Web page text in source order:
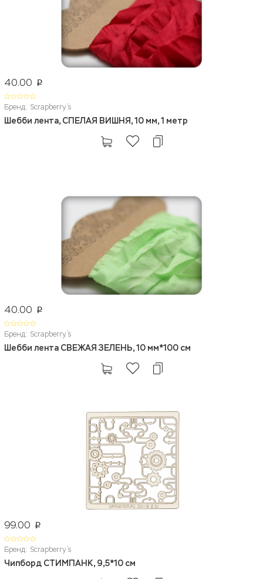
40.00 p
Бренд: Scrapberry`s
Шебби лента, СПЕЛАЯ ВИШНЯ, 10 мм, 1 метр
40.00 p
Бренд: Scrapberry`s
Шебби лента СВЕЖАЯ ЗЕЛЕНЬ, 10 мм*100 см
99.00 p
Бренд: Scrapberry`s
Чипборд СТИМПАНК, 9,5*10 см